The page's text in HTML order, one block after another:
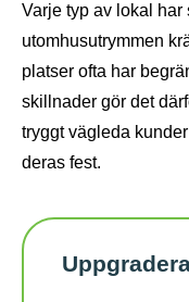
Varje typ av lokal
utomhusutrymmen
platser ofta har
skillnader gör det
tryggt vägleda
deras fest.